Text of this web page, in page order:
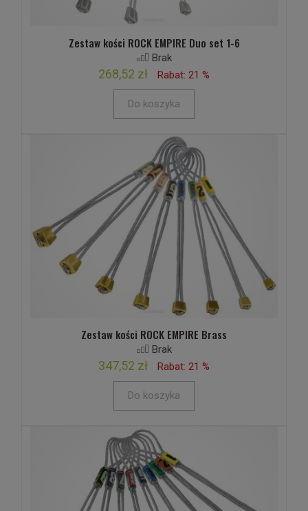
Zestaw kości ROCK EMPIRE Duo set 1-6
Brak
268,52 zł Rabat: 21 %
Do koszyka
Zestaw kości ROCK EMPIRE Brass
Brak
347,52 zł Rabat: 21 %
Do koszyka